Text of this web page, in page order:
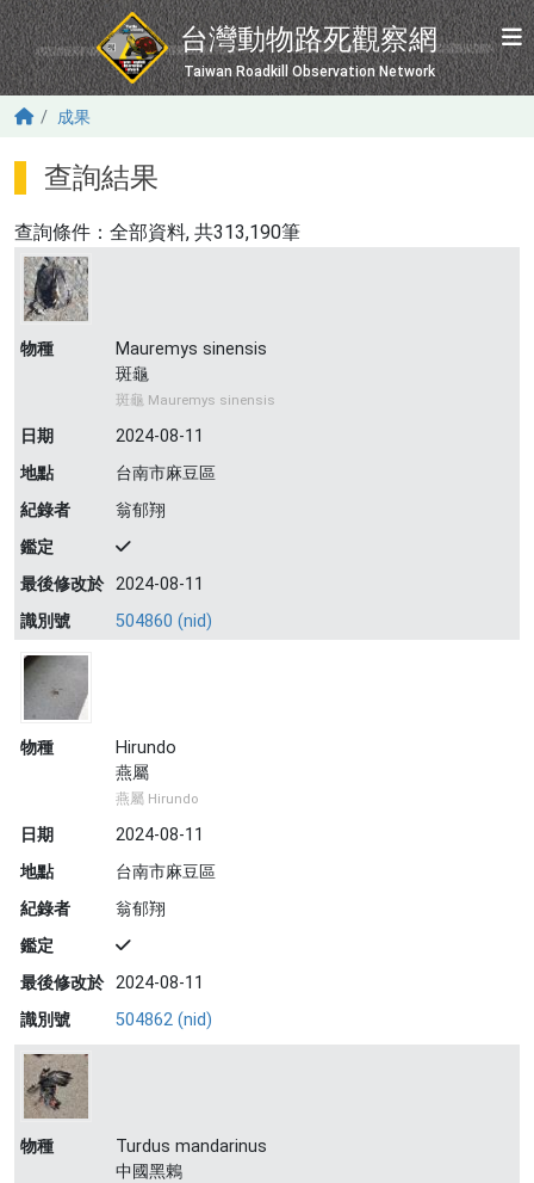
移至主內容
台灣動物路死觀察網
Taiwan Roadkill Observation Network
成果
查詢結果
查詢條件： 全部資料, 共313,190筆
物種
Mauremys sinensis
斑龜
斑龜 Mauremys sinensis
日期
2024-08-11
地點
台南市麻豆區
紀錄者
翁郁翔
鑑定
最後修改於 2024-08-11
識別號
504860 (nid)
物種
Hirundo
燕屬
燕屬 Hirundo
日期
2024-08-11
地點
台南市麻豆區
紀錄者
翁郁翔
鑑定
最後修改於 2024-08-11
識別號
504862 (nid)
物種
Turdus mandarinus
中國黑鶇